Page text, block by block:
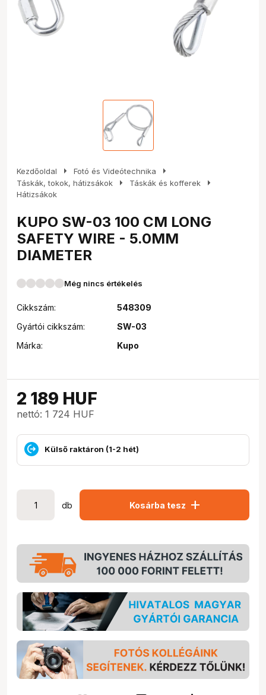
Kezdőoldal arrow_right Fotó és Videótechnika arrow_right
Táskák, tokok, hátizsákok arrow_right Táskák és kofferek arrow_right
Hátizsákok
KUPO SW-03 100 CM LONG
SAFETY WIRE - 5.0MM
DIAMETER
Még nincs értékelés
Cikkszám:
548309
Gyártói cikkszám:
SW-03
Márka:
Kupo
2 189 HUF
nettó: 1 724 HUF
Külső raktáron (1-2 hét)
db Kosárba tesz add